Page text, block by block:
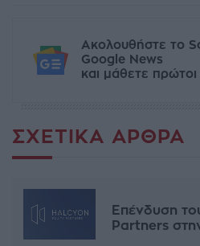
Ακολουθήστε το
Google News
και μάθετε πρώτοι
ΣΧΕΤΙΚΆ ΆΡΘΡΑ
Επένδυση
Partners